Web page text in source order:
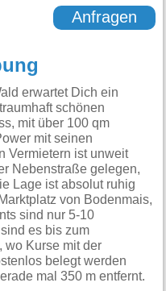
Anfragen
erwartet Dich ein
schönen
mit über 100 qm
mit seinen
Vermietern ist unweit
Nebenstraße gelegen,
Lage ist absolut ruhig
von Bodenmais,
sind nur 5-10
es bis zum
wo Kurse mit der
belegt werden
mal 350 m entfernt.